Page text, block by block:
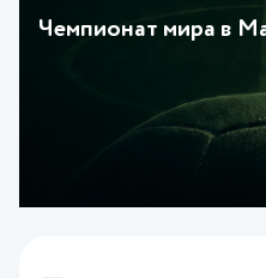
Чемпионат мира в